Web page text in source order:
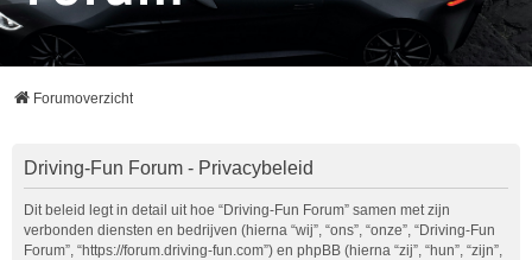
Forumoverzicht
Driving-Fun Forum - Privacybeleid
Dit beleid legt in detail uit hoe “Driving-Fun Forum” samen met zijn
verbonden diensten en bedrijven (hierna “wij”, “ons”, “onze”, “Driving-Fun
Forum”, “https://forum.driving-fun.com”) en phpBB (hierna “zij”, “hun”, “zijn”,